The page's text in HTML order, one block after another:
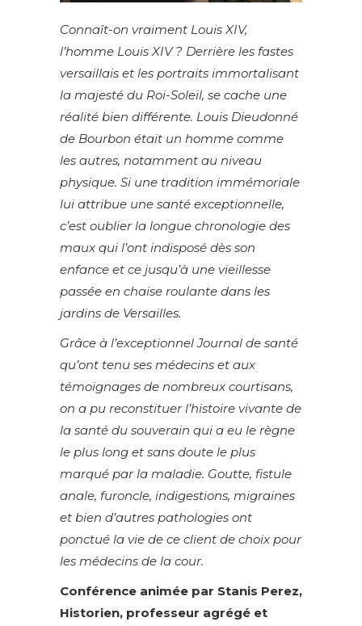
Connaît-on vraiment Louis XIV,
l’homme Louis XIV ? Derrière les fastes
versaillais et les portraits immortalisant
la majesté du Roi-Soleil, se cache une
réalité bien différente. Louis Dieudonné
de Bourbon était un homme comme
les autres, notamment au niveau
physique. Si une tradition immémoriale
lui attribue une santé exceptionnelle,
c’est oublier la longue chronologie des
maux qui l’ont indisposé dès son
enfance et ce jusqu’à une vieillesse
passée en chaise roulante dans les
jardins de Versailles.
Grâce à l’exceptionnel Journal de santé
qu’ont tenu ses médecins et aux
témoignages de nombreux courtisans,
on a pu reconstituer l’histoire vivante de
la santé du souverain qui a eu le règne
le plus long et sans doute le plus
marqué par la maladie. Goutte, fistule
anale, furoncle, indigestions, migraines
et bien d’autres pathologies ont
ponctué la vie de ce client de choix pour
les médecins de la cour.
Conférence animée par Stanis Perez,
Historien, professeur agrégé et